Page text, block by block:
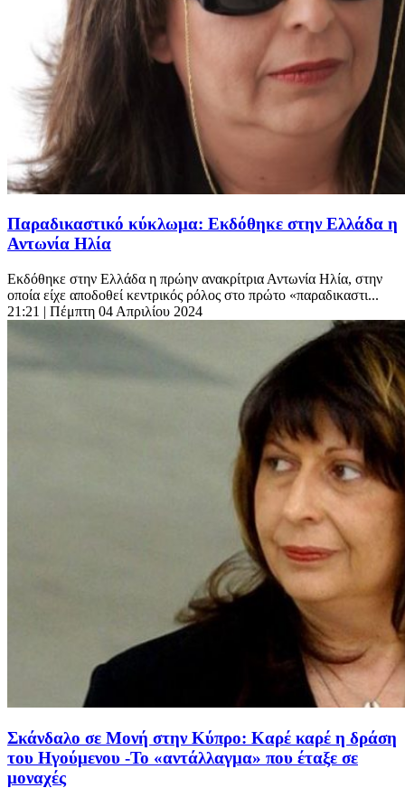
Παραδικαστικό κύκλωμα: Εκδόθηκε στην Ελλάδα η
Αντωνία Ηλία
Εκδόθηκε στην Ελλάδα η πρώην ανακρίτρια Αντωνία Ηλία, στην
οποία είχε αποδοθεί κεντρικός ρόλος στο πρώτο «παραδικαστι...
21:21 | Πέμπτη 04 Απριλίου 2024
Σκάνδαλο σε Μονή στην Κύπρο: Καρέ καρέ η δράση
του Ηγούμενου -Το «αντάλλαγμα» που έταξε σε
μοναχές